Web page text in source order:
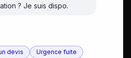
avis)
? Je suis dispo.
devis
Urgence fuite